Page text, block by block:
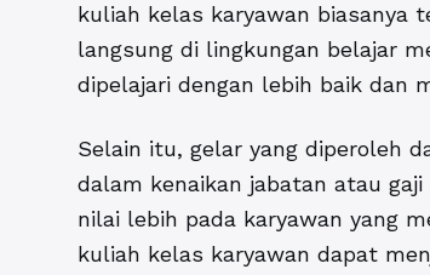
kuliah kelas karyawan biasanya
langsung di lingkungan belajar
dipelajari dengan lebih baik dan
Selain itu, gelar yang diperoleh
dalam kenaikan jabatan atau
nilai lebih pada karyawan yang
kuliah kelas karyawan dapat